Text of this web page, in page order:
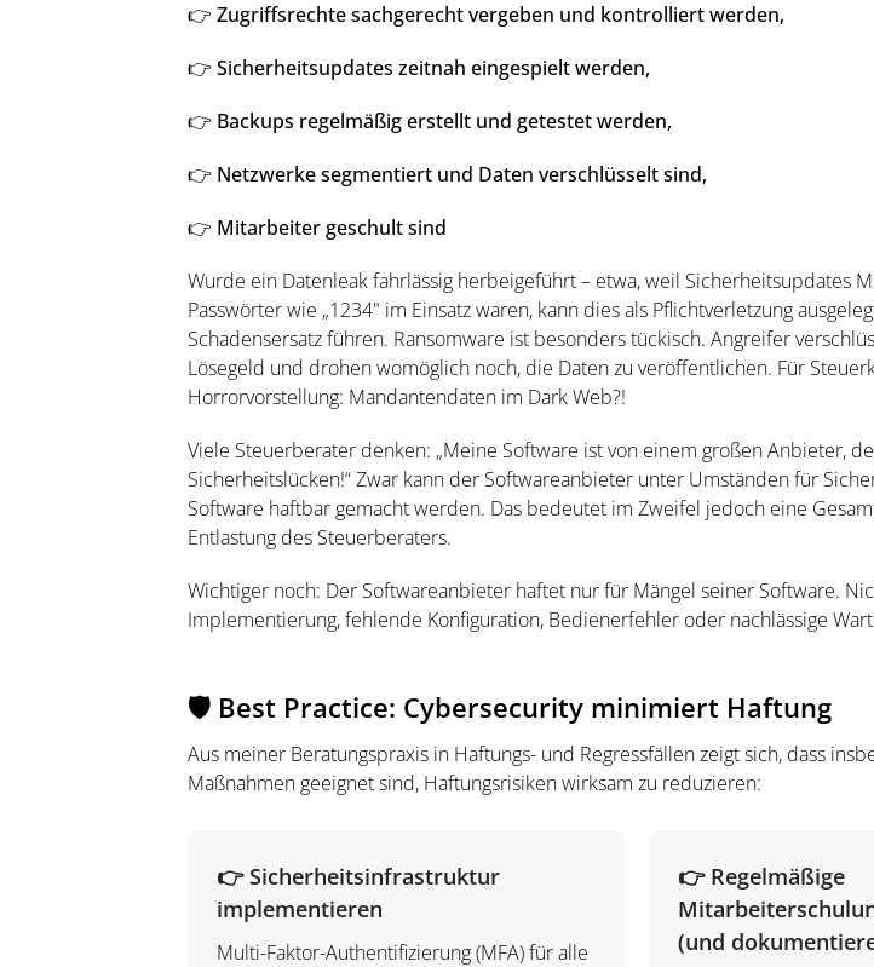
👉 Zugriffsrechte sachgerecht vergeben und kontrolliert werden,
👉 Sicherheitsupdates zeitnah eingespielt werden,
👉 Backups regelmäßig erstellt und getestet werden,
👉 Netzwerke segmentiert und Daten verschlüsselt sind,
👉 Mitarbeiter geschult sind
Wurde ein Datenleak fahrlässig herbeigeführt – etwa, weil Sicherheitsupdates
Passwörter wie „1234" im Einsatz waren, kann dies als Pflichtverletzung
Schadensersatz führen. Ransomware ist besonders tückisch. Angreifer
Lösegeld und drohen womöglich noch, die Daten zu veröffentlichen. Für
Horrorvorstellung: Mandantendaten im Dark Web?!
Viele Steuerberater denken: „Meine Software ist von einem großen Anbieter,
Sicherheitslücken!“ Zwar kann der Softwareanbieter unter Umständen für
Software haftbar gemacht werden. Das bedeutet im Zweifel jedoch eine
Entlastung des Steuerberaters.
Wichtiger noch: Der Softwareanbieter haftet nur für Mängel seiner Software.
Implementierung, fehlende Konfiguration, Bedienerfehler oder nachlässige
🛡️ Best Practice: Cybersecurity minimiert Haftung
Aus meiner Beratungspraxis in Haftungs- und Regressfällen zeigt sich, dass
Maßnahmen geeignet sind, Haftungsrisiken wirksam zu reduzieren:
👉 Sicherheitsinfrastruktur
implementieren
Multi-Faktor-Authentifizierung (MFA) für alle
👉 Regelmäßige
(und